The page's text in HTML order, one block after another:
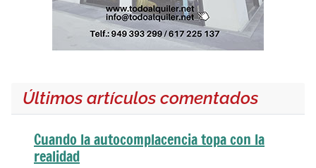
Últimos artículos comentados
Cuando la autocomplacencia topa con la
realidad